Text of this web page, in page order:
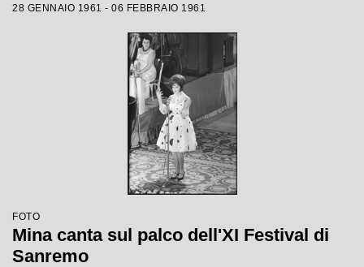
28 GENNAIO 1961 - 06 FEBBRAIO 1961
FOTO
Mina canta sul palco dell'XI Festival di
Sanremo